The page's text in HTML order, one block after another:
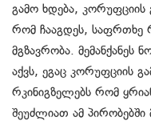
გამო ხდება, კორუფციის
რომ ჩააგდეს, საფრთხე
მგზავრობა.
აქვს, ეგაც კორუფციის
რკინიგზელებს რომ
შეუძლიათ ამ პირობებში